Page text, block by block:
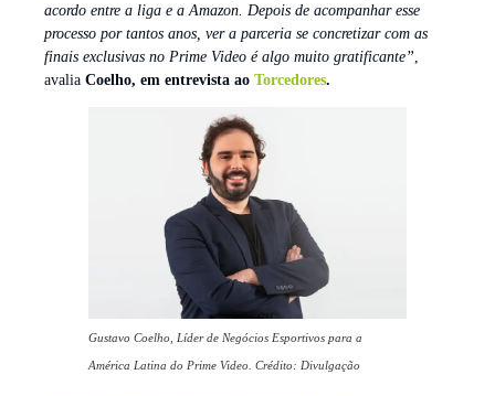
acordo entre a liga e a Amazon. Depois de acompanhar esse
processo por tantos anos, ver a parceria se concretizar com as
finais exclusivas no Prime Video é algo muito gratificante”
avalia Coelho, em entrevista ao Torcedores.
Gustavo Coelho, Líder de Negócios Esportivos para a
América Latina do Prime Video. Crédito: Divulgação